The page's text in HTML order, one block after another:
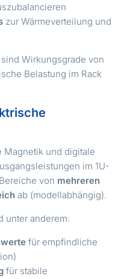
zur Wärmeverteilung und
Wirkungsgrade von
Belastung im Rack
Magnetik und digitale
im 1U-
von mehreren
ab (modellabhängig).
unter anderem:
für empfindliche
für stabile